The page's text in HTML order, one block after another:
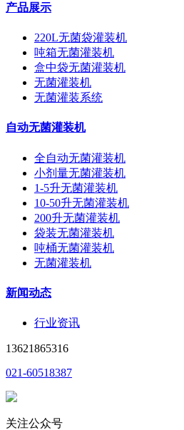
产品展示
220L无菌袋灌装机
吨箱无菌灌装机
盒中袋无菌灌装机
无菌灌装机
无菌灌装系统
自动无菌灌装机
全自动无菌灌装机
小剂量无菌灌装机
1-5升无菌灌装机
10-50升无菌灌装机
200升无菌灌装机
袋装无菌灌装机
吨桶无菌灌装机
无菌灌装机
新闻动态
行业资讯
13621865316
021-60518387
关注公众号